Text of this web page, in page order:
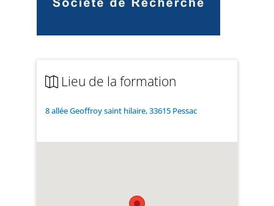
Lieu de la formation
8 allée Geoffroy saint hilaire, 33615 Pessac